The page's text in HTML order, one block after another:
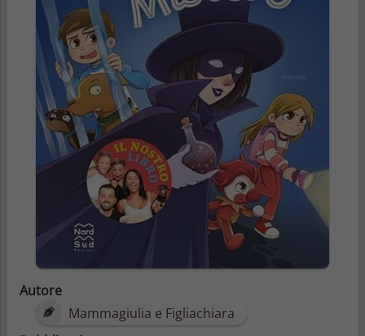
Autore
Mammagiulia e Figliachiara